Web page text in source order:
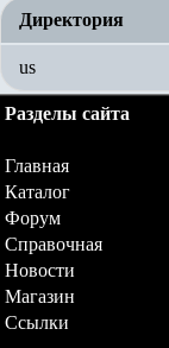
Директория
us
Разделы сайта
Главная
Каталог
Форум
Справочная
Новости
Магазин
Ссылки